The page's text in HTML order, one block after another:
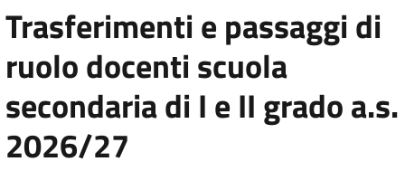
Trasferimenti e passaggi di
ruolo docenti scuola
secondaria di I e II grado a.s.
2026/27